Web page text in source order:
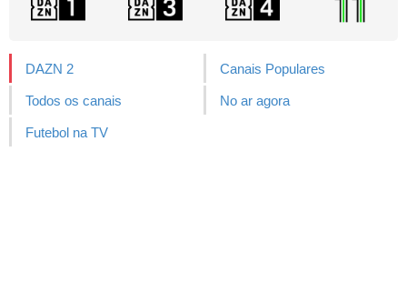
DAZN 2 Canais Populares
Todos os canais No ar agora
Futebol na TV